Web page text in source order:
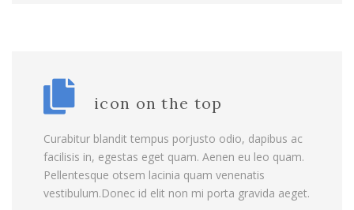
icon on the top
Curabitur blandit tempus porjusto odio, dapibus ac
facilisis in, egestas eget quam. Aenen eu leo quam.
Pellentesque otsem lacinia quam venenatis
vestibulum.Donec id elit non mi porta gravida aeget.